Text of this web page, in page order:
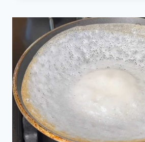
ചേർത്താൽ
അവിയൽ
കിടിലൻ
രുചിയാകും;
ഓണം
സദ്യ
അവിയൽ
ഉണ്ടാക്കൂ!
SADHYA